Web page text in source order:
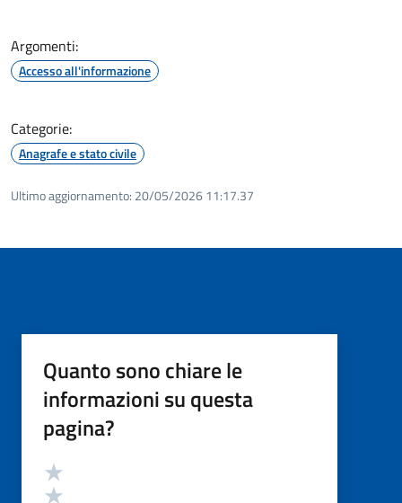
Argomenti:
Accesso all'informazione
Categorie:
Anagrafe e stato civile
Ultimo aggiornamento: 20/05/2026 11:17.37
Quanto sono chiare le
informazioni su questa
pagina?
Valutazione